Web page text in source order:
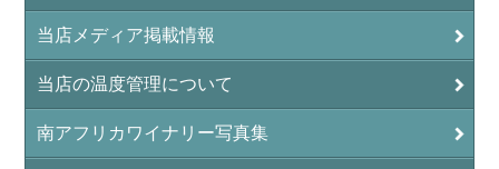
当店メディア掲載情報
当店の温度管理について
南アフリカワイナリー写真集